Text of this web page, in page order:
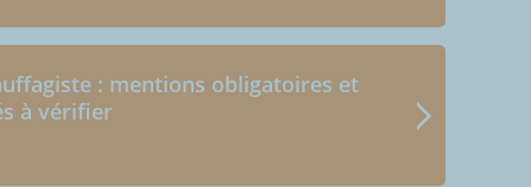
: mentions obligatoires et
à vérifier